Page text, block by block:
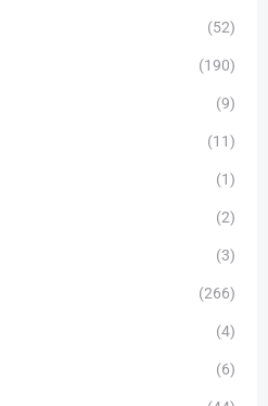
(52)
(190)
(9)
(11)
(1)
(2)
(3)
(266)
(4)
(6)